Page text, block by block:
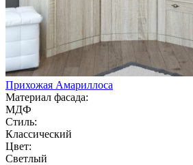
Прихожая Амариллоса
Материал фасада:
МДФ
Стиль:
Классический
Цвет:
Светлый